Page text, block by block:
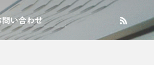
問い合わせ